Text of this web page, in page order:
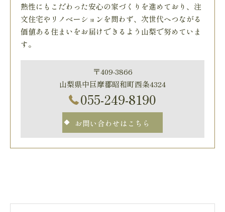
熱性にもこだわった安心の家づくりを進めており、注
文住宅やリノベーションを問わず、次世代へつながる
価値ある住まいをお届けできるよう山梨で努めていま
す。
〒409-3866
山梨県中巨摩郡昭和町西条4324
055-249-8190
お問い合わせはこちら